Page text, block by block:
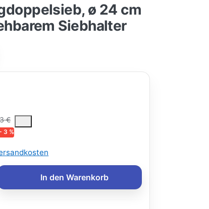
ø 24 cm
Siebhalter
€
the median selling price paid by customers for a product,
3 %
In den Warenkorb